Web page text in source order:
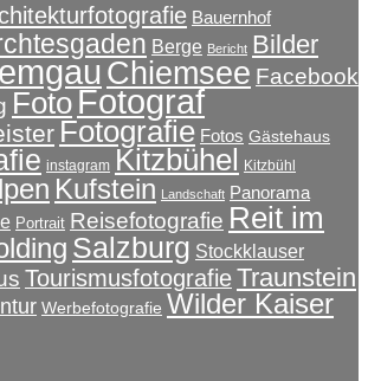
Bauernhof
Berge Bericht Bilder
Chiemsee Facebook
Foto Fotograf
Fotografie Fotos Gästehaus
instagram Kitzbühel Kitzbühl
Kufstein Landschaft Panorama
Portrait Reisefotografie Reit im
Salzburg Stockklauser
TourismusfotografieTraunstein
Werbefotografie Wilder Kaiser